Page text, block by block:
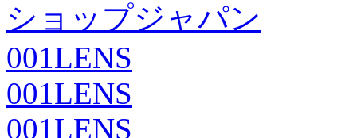
ショップジャパン
001LENS
001LENS
001LENS